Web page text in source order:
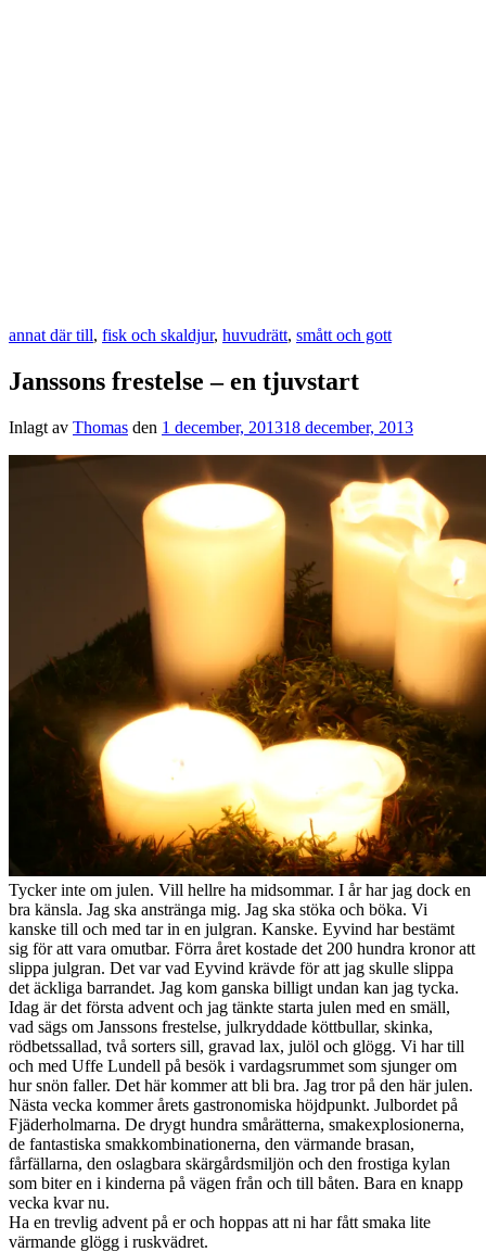
annat där till, fisk och skaldjur, huvudrätt, smått och gott
Janssons frestelse – en tjuvstart
Inlagt av Thomas den 1 december, 201318 december, 2013
Tycker inte om julen. Vill hellre ha midsommar. I år har jag dock en
bra känsla. Jag ska anstränga mig. Jag ska stöka och böka. Vi
kanske till och med tar in en julgran. Kanske. Eyvind har bestämt
sig för att vara omutbar. Förra året kostade det 200 hundra kronor att
slippa julgran. Det var vad Eyvind krävde för att jag skulle slippa
det äckliga barrandet. Jag kom ganska billigt undan kan jag tycka.
Idag är det första advent och jag tänkte starta julen med en smäll,
vad sägs om Janssons frestelse, julkryddade köttbullar, skinka,
rödbetssallad, två sorters sill, gravad lax, julöl och glögg. Vi har till
och med Uffe Lundell på besök i vardagsrummet som sjunger om
hur snön faller. Det här kommer att bli bra. Jag tror på den här julen.
Nästa vecka kommer årets gastronomiska höjdpunkt. Julbordet på
Fjäderholmarna. De drygt hundra smårätterna, smakexplosionerna,
de fantastiska smakkombinationerna, den värmande brasan,
fårfällarna, den oslagbara skärgårdsmiljön och den frostiga kylan
som biter en i kinderna på vägen från och till båten. Bara en knapp
vecka kvar nu.
Ha en trevlig advent på er och hoppas att ni har fått smaka lite
värmande glögg i ruskvädret.